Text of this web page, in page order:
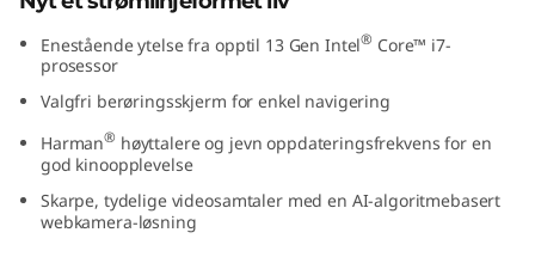
n
Enestående ytelse fra opptil 13Gen Intel® Core™ i7-
prosessor
Valgfri berøringsskjerm for enkel navigering
Harman® høyttalere og jevn oppdateringsfrekvens for en
god kinoopplevelse
Skarpe, tydelige videosamtaler med en AI-algoritmebasert
webkamera-løsning